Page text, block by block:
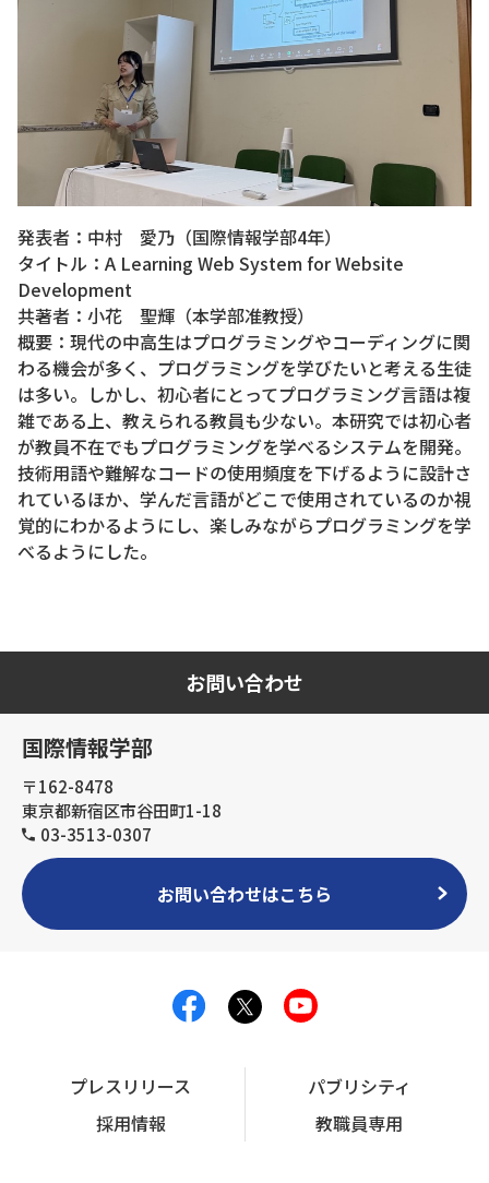
発表者：中村 愛乃（国際情報学部4年）
タイトル：A Learning Web System for Website
Development
共著者：小花 聖輝（本学部准教授）
概要：現代の中高生はプログラミングやコーディングに関
わる機会が多く、プログラミングを学びたいと考える生徒
は多い。しかし、初心者にとってプログラミング言語は複
雑である上、教えられる教員も少ない。本研究では初心者
が教員不在でもプログラミングを学べるシステムを開発。
技術用語や難解なコードの使用頻度を下げるように設計さ
れているほか、学んだ言語がどこで使用されているのか視
覚的にわかるようにし、楽しみながらプログラミングを学
べるようにした。
お問い合わせ
国際情報学部
〒162-8478
東京都新宿区市谷田町1-18
03-3513-0307
お問い合わせはこちら
プレスリリース
パブリシティ
採用情報
教職員専用